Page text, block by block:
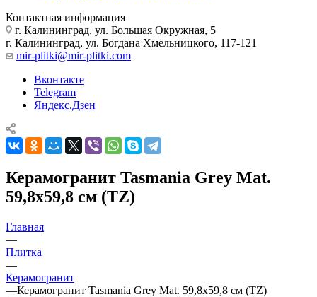
Контактная информация
г. Калининград, ул. Большая Окружная, 5
г. Калининград, ул. Богдана Хмельницкого, 117-121
mir-plitki@mir-plitki.com
Вконтакте
Telegram
Яндекс.Дзен
Керамогранит Tasmania Grey Mat.
59,8x59,8 см (TZ)
Главная
—
Плитка
—
Керамогранит
—Керамогранит Tasmania Grey Mat. 59,8x59,8 см (TZ)